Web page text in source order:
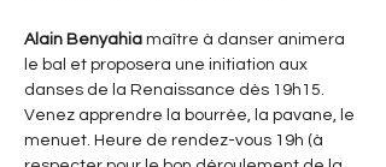
Alain Benyahia maître à danser animera
le bal et proposera une initiation aux
danses de la Renaissance dès 19h15.
Venez apprendre la bourrée, la pavane, le
menuet. Heure de rendez-vous 19h (à